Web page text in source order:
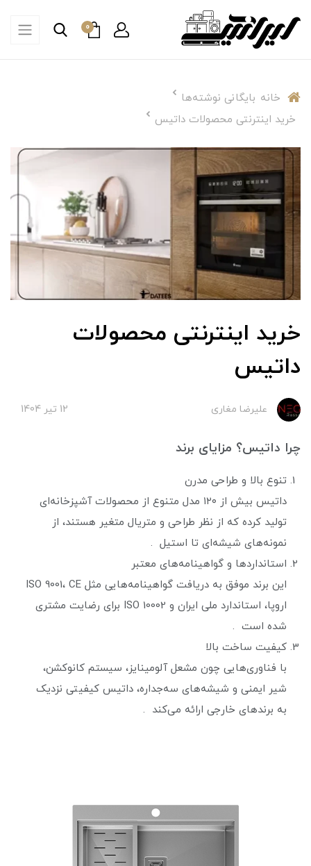
0
خانه بایگانی نوشته‌ها
خرید اینترنتی محصولات داتیس
خرید اینترنتی محصولات
داتیس
علیرضا مغاری 12 تير 1404
چرا داتیس؟ مزایای برند
تنوع بالا و طراحی مدرن
داتیس بیش از ۱۲۰ مدل متنوع از محصولات آشپزخانه‌ای
تولید کرده که از نظر طراحی و متریال متغیر هستند، از
نمونه‌های شیشه‌ای تا استیل .
استانداردها و گواهینامه‌های معتبر
این برند موفق به دریافت گواهینامه‌هایی مثل ISO 9001، CE
اروپا، استاندارد ملی ایران و ISO 10002 برای رضایت مشتری
شده است .
کیفیت ساخت بالا
با فناوری‌هایی چون مشعل آلومینایز، سیستم کانوکشن،
شیر ایمنی و شیشه‌های سه‌جداره، داتیس کیفیتی نزدیک
به برندهای خارجی ارائه می‌کند .